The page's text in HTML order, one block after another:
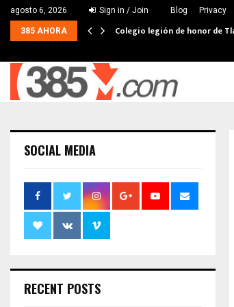
agosto 6, 2026 Sign in / Join Blog Privacy
385 AHORA Colegio legión de honor de
SOCIAL MEDIA
RECENT POSTS